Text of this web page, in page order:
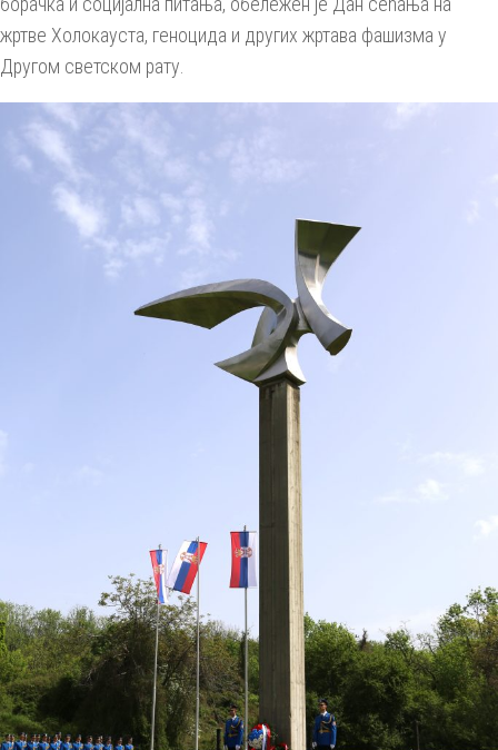
жртве Холокауста, геноцида и других жртава фашизма у
Другом светском рату.